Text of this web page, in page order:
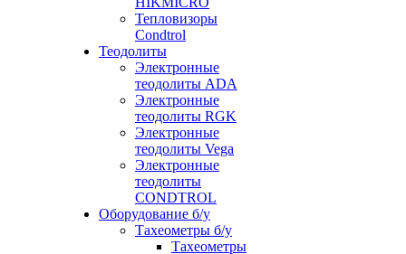
Тепловизоры
Condtrol
Теодолиты
Электронные
теодолиты ADA
Электронные
теодолиты RGK
Электронные
теодолиты Vega
Электронные
теодолиты
CONDTROL
Оборудование б/у
Тахеометры б/у
Тахеометры